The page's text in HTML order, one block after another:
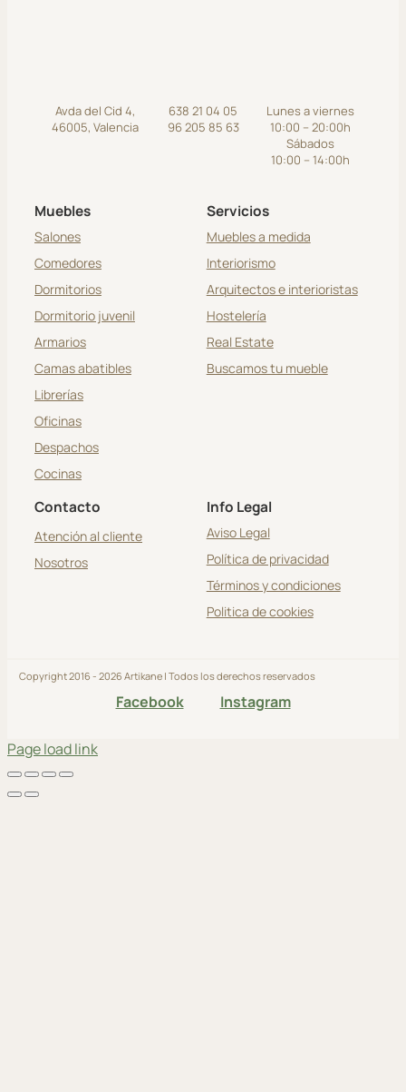
Avda del Cid 4,
46005, Valencia
638 21 04 05
96 205 85 63
Lunes a viernes
10:00 – 20:00h
Sábados
10:00 – 14:00h
Muebles
Salones
Comedores
Dormitorios
Dormitorio juvenil
Armarios
Camas abatibles
Librerías
Oficinas
Despachos
Cocinas
Servicios
Muebles a medida
Interiorismo
Arquitectos e interioristas
Hostelería
Real Estate
Buscamos tu mueble
Contacto
Atención al cliente
Nosotros
Info Legal
Aviso Legal
Política de privacidad
Términos y condiciones
Politica de cookies
Copyright 2016 - 2026 Artikane | Todos los derechos reservados
Facebook Instagram
Page load link